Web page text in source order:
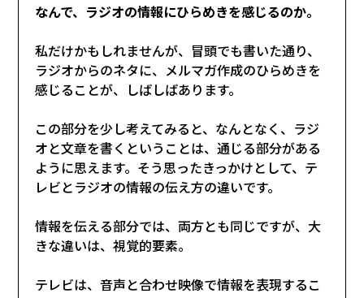
なんで、ラジオの情報にひらめきを感じるのか。
私だけかもしれませんが、冒頭でも書いた通り、
ラジオからのネタに、メルマガ作成のひらめきを
感じることが、しばしばあります。
この部分を少し考えてみると、なんとなく、ラジ
オと文章を書くということは、通じる部分がある
ように思えます。そう思ったきっかけとして、テ
レビとラジオの情報の伝え方の違いです。
情報を伝える部分では、両方とも同じですが、大
きな違いは、視覚的要素。
テレビは、音声と合わせ映像で情報を表現するこ